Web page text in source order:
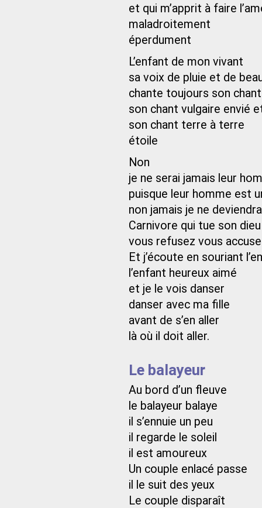
et qui m’apprit à faire
maladroitement
éperdument
L’enfant de mon vivant
sa voix de pluie et de
chante toujours son
son chant vulgaire envié
son chant terre à terre
étoile
Non
je ne serai jamais leur
puisque leur homme est
non jamais je ne
Carnivore qui tue son
vous refusez vous
Et j’écoute en souriant
l’enfant heureux aimé
et je le vois danser
danser avec ma fille
avant de s’en aller
là où il doit aller.
Le balayeur
Au bord d’un fleuve
le balayeur balaye
il s’ennuie un peu
il regarde le soleil
il est amoureux
Un couple enlacé passe
il le suit des yeux
Le couple disparaît